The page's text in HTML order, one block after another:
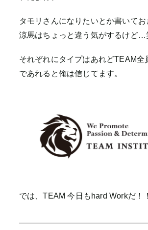
タモリさんになりたいとか書いてお
涼馬はちょっと違う気がするけど…
それぞれにタイプはあれどTEAM全
であれると俺は信じてます。
では、TEAM 今日もhard Workだ！！